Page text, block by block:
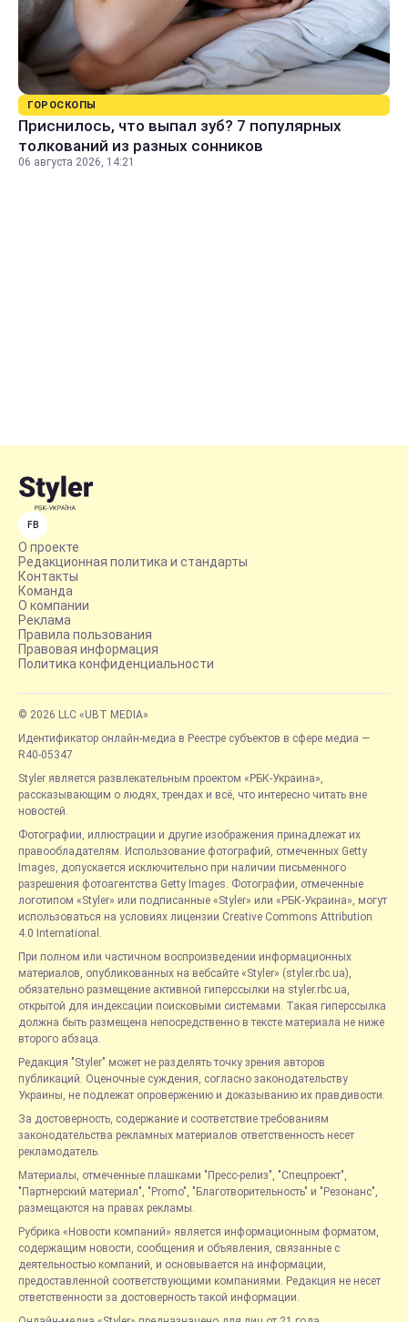
ГОРОСКОПЫ
Приснилось, что выпал зуб? 7 популярных
толкований из разных сонников
06 августа 2026, 14:21
FB
О проекте
Редакционная политика и стандарты
Контакты
Команда
О компании
Реклама
Правила пользования
Правовая информация
Политика конфиденциальности
© 2026 LLC «UBT MEDIA»
Идентификатор онлайн-медиа в Реестре субъектов в сфере медиа —
R40-05347
Styler является развлекательным проектом «РБК-Украина»,
рассказывающим о людях, трендах и всё, что интересно читать вне
новостей.
Фотографии, иллюстрации и другие изображения принадлежат их
правообладателям. Использование фотографий, отмеченных Getty
Images, допускается исключительно при наличии письменного
разрешения фотоагентства Getty Images. Фотографии, отмеченные
логотипом «Styler» или подписанные «Styler» или «РБК-Украина», могут
использоваться на условиях лицензии Creative Commons Attribution
4.0 International.
При полном или частичном воспроизведении информационных
материалов, опубликованных на вебсайте «Styler» (styler.rbc.ua),
обязательно размещение активной гиперссылки на styler.rbc.ua,
открытой для индексации поисковыми системами. Такая гиперссылка
должна быть размещена непосредственно в тексте материала не ниже
второго абзаца.
Редакция "Styler" может не разделять точку зрения авторов
публикаций. Оценочные суждения, согласно законодательству
Украины, не подлежат опровержению и доказыванию их правдивости.
За достоверность, содержание и соответствие требованиям
законодательства рекламных материалов ответственность несет
рекламодатель.
Материалы, отмеченные плашками "Пресс-релиз", "Спецпроект",
"Партнерский материал", "Promo", "Благотворительность" и "Резонанс",
размещаются на правах рекламы.
Рубрика «Новости компаний» является информационным форматом,
содержащим новости, сообщения и объявления, связанные с
деятельностью компаний, и основывается на информации,
предоставленной соответствующими компаниями. Редакция не несет
ответственности за достоверность такой информации.